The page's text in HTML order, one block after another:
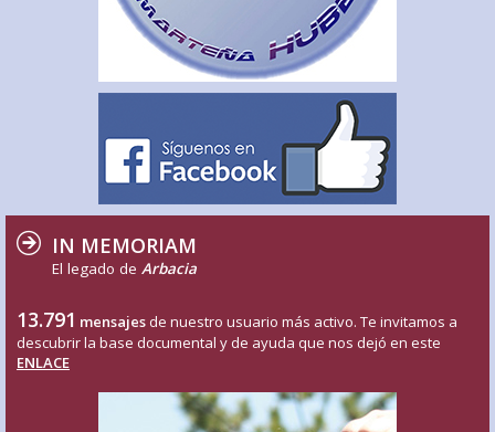
IN MEMORIAM
El legado de Arbacia
13.791 mensajes de nuestro usuario más activo. Te invitamos a
descubrir la base documental y de ayuda que nos dejó en este
ENLACE